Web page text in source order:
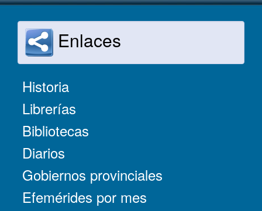
Enlaces
Historia
Librerías
Bibliotecas
Diarios
Gobiernos provinciales
Efemérides por mes